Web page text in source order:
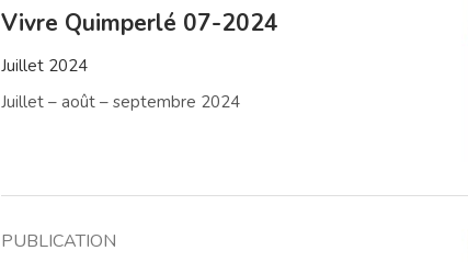
Vivre Quimperlé 07-2024
Juillet 2024
Juillet – août – septembre 2024
PUBLICATION